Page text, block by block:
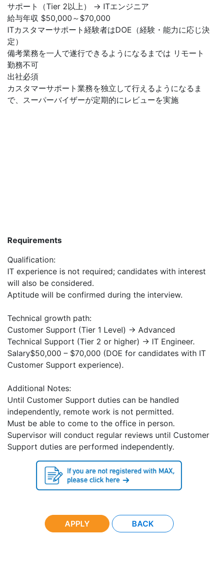
サポート（Tier 2以上） → ITエンジニア
給与年収 $50,000～$70,000
ITカスタマーサポート経験者はDOE（経験・能力に応じ決
定）
備考業務を一人で遂行できるようになるまでは リモート
勤務不可
出社必須
カスタマーサポート業務を独立して行えるようになるま
で、スーパーバイザーが定期的にレビューを実施
Requirements
Qualification:
IT experience is not required; candidates with interest
will also be considered.
Aptitude will be confirmed during the interview.
Technical growth path:
Customer Support (Tier 1 Level) → Advanced
Technical Support (Tier 2 or higher) → IT Engineer.
Salary$50,000 – $70,000 (DOE for candidates with IT
Customer Support experience).
Additional Notes:
Until Customer Support duties can be handled
independently, remote work is not permitted.
Must be able to come to the office in person.
Supervisor will conduct regular reviews until Customer
Support duties are performed independently.
APPLY BACK